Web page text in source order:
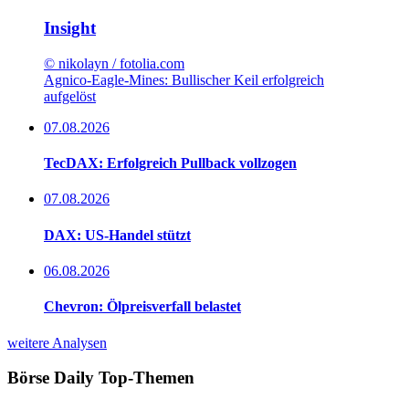
Insight
© nikolayn / fotolia.com
Agnico-Eagle-Mines: Bullischer Keil erfolgreich
aufgelöst
07.08.2026
TecDAX: Erfolgreich Pullback vollzogen
07.08.2026
DAX: US-Handel stützt
06.08.2026
Chevron: Ölpreisverfall belastet
weitere Analysen
Börse Daily Top-Themen